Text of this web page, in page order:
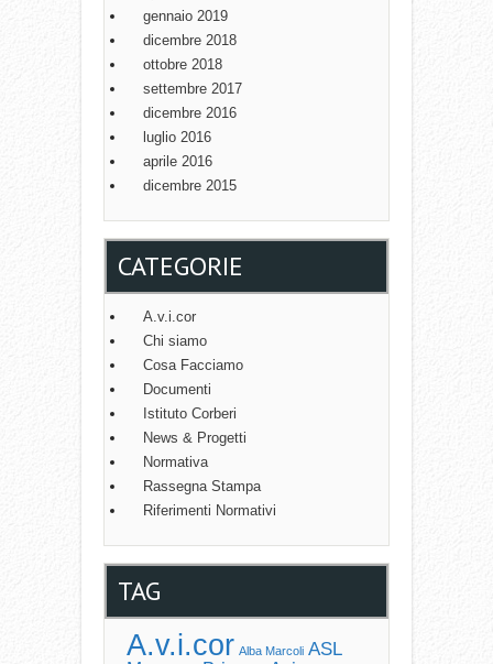
gennaio 2019
dicembre 2018
ottobre 2018
settembre 2017
dicembre 2016
luglio 2016
aprile 2016
dicembre 2015
CATEGORIE
A.v.i.cor
Chi siamo
Cosa Facciamo
Documenti
Istituto Corberi
News & Progetti
Normativa
Rassegna Stampa
Riferimenti Normativi
TAG
A.v.i.cor Alba Marcoli ASL